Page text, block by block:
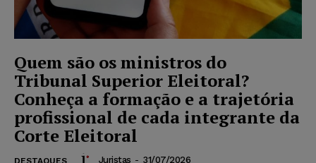
Quem são os ministros do
Tribunal Superior Eleitoral?
Conheça a formação e a trajetória
profissional de cada integrante da
Corte Eleitoral
DESTAQUES Juristas - 31/07/2026